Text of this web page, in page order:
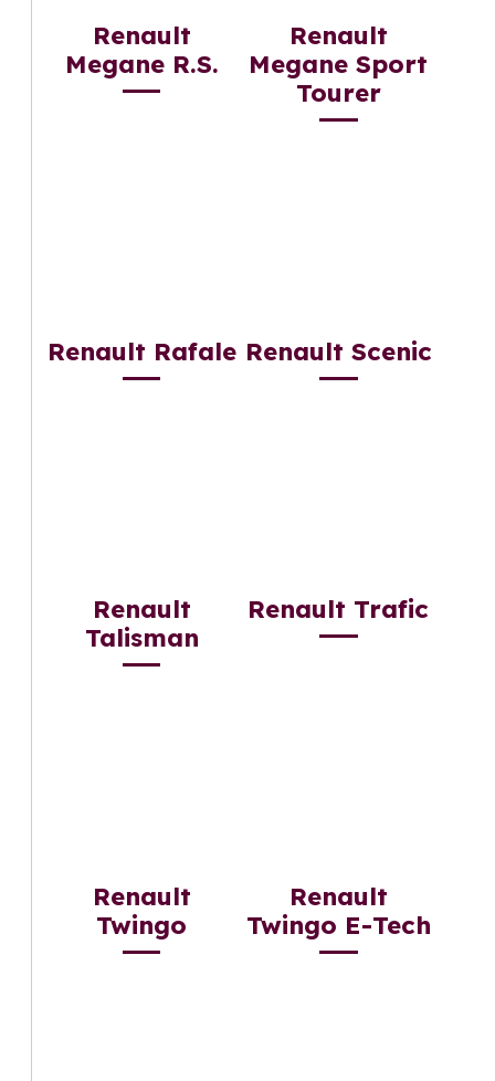
Renault
Megane R.S.
Renault
Megane Sport
Tourer
Renault Rafale Renault Scenic
Renault
Talisman
Renault Trafic
Renault
Twingo
Renault
Twingo E-Tech